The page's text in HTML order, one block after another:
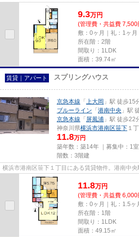
9.3万円
(管理費・共益費 7,500
敷：0ヶ月｜礼：1ヶ月
所在階：2階
間取り：1LDK
面積：39.74㎡
賃貸｜アパート スプリングハウス
京急本線 「 上大岡 」駅 徒歩15
ブルーライン 「 港南中央 」駅
京急本線 「 屏風浦 」駅 徒歩22
神奈川県横浜市港南区笹下 １
11.8万円
築年数：築14年 ｜募集中： 1室
階数：3階建
横浜市港南区笹下１丁目にある賃貸物件。港南中央
11.8万円
(管理費・共益費 6,000
敷：0ヶ月｜礼：1.5ヶ
所在階：1階
間取り：1LDK
面積：49.15㎡